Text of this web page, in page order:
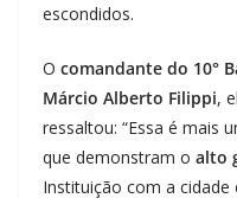
escondidos.
O comandante do 10°
Márcio Alberto Filippi,
ressaltou: “Essa é mais
que demonstram o alto
Instituição com a